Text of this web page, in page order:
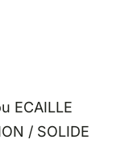
ECAILLE
/ SOLIDE